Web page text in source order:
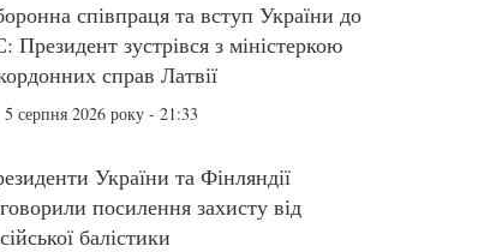
співпраця та вступ України до
Президент зустрівся з міністеркою
справ Латвії
5 серпня 2026 року - 21:33
України та Фінляндії
посилення захисту від
балістики